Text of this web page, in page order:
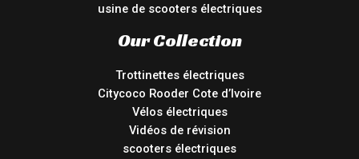
usine de scooters électriques
Our Collection
Trottinettes électriques
Citycoco Rooder Cote d’Ivoire
Vélos électriques
Vidéos de révision
scooters électriques